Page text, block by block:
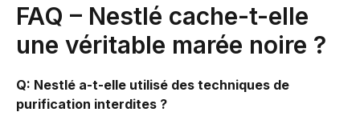
FAQ – Nestlé cache-t-elle
une véritable marée noire ?
Q: Nestlé a-t-elle utilisé des techniques de
purification interdites ?